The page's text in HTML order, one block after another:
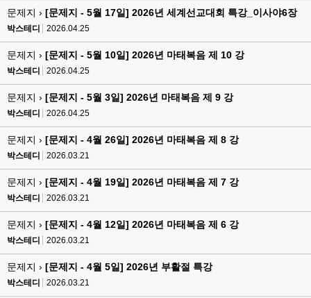
문제지 › [문제지 - 5월 17일] 2026년 세계선교대회 특강_이사야6장
박스테디 2026.04.25
문제지 › [문제지 - 5월 10일] 2026년 마태복음 제 10 강
박스테디 2026.04.25
문제지 › [문제지 - 5월 3일] 2026년 마태복음 제 9 강
박스테디 2026.04.25
문제지 › [문제지 - 4월 26일] 2026년 마태복음 제 8 강
박스테디 2026.03.21
문제지 › [문제지 - 4월 19일] 2026년 마태복음 제 7 강
박스테디 2026.03.21
문제지 › [문제지 - 4월 12일] 2026년 마태복음 제 6 강
박스테디 2026.03.21
문제지 › [문제지 - 4월 5일] 2026년 부활절 특강
박스테디 2026.03.21